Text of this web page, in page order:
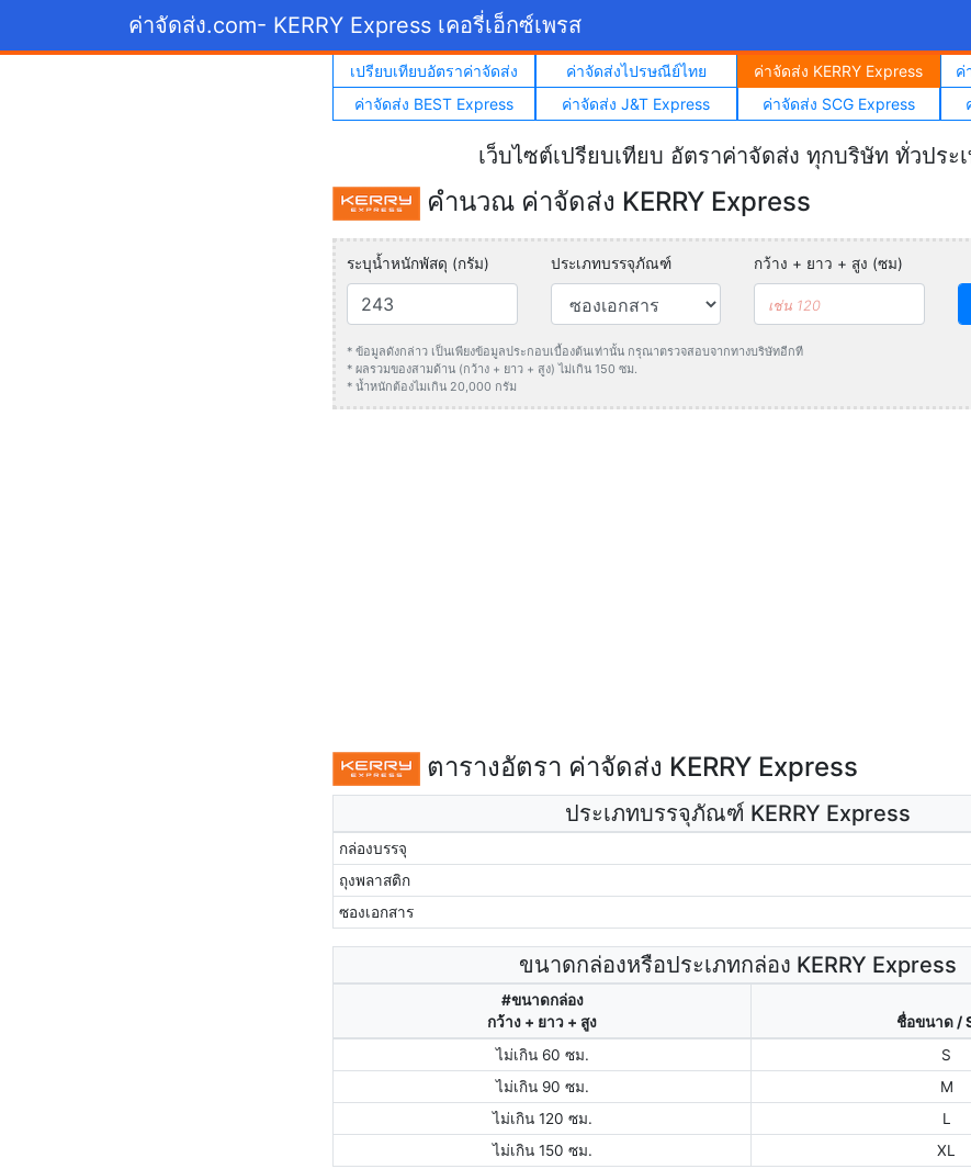
ค่าจัดส่ง.com- KERRY Express เคอรี่เอ็กซ์เพรส
เปรียบเทียบอัตราค่าจัดส่ง ค่าจัดส่งไปรษณีย์ไทย ค่าจัดส่ง KERRY Express
ค่
ค่าจัดส่ง BEST Express
ค่าจัดส่ง J&T Express ค่าจัดส่ง SCG Express
เว็บไซต์เปรียบเทียบ อัตราค่าจัดส่ง ทุกบริษัท ทั่วประ
คำนวณ ค่าจัดส่ง KERRY Express
ระบุน้ำหนักพัสดุ (กรัม) ประเภทบรรจุภัณฑ์ กว้าง + ยาว + สูง (ซม)
* ข้อมูลดังกล่าว เป็นเพียงข้อมูลประกอบเบื้องต้นเท่านั้น กรุณาตรวจสอบจากทางบริษัทอีกที
* ผลรวมของสามด้าน (กว้าง + ยาว + สูง) ไม่เกิน 150 ซม.
* น้ำหนักต้องไมเกิน 20,000 กรัม
ตารางอัตรา ค่าจัดส่ง KERRY Express
ประเภทบรรจุภัณฑ์ KERRY Express
กล่องบรรจุ
ถุงพลาสติก
ซองเอกสาร
ขนาดกล่องหรือประเภทกล่อง KERRY Express
#ขนาดกล่อง
กว้าง + ยาว + สูง
ชื่อขนาด /
ไม่เกิน 60 ซม.
S
ไม่เกิน 90 ซม.
M
ไม่เกิน 120 ซม.
L
ไม่เกิน 150 ซม.
XL